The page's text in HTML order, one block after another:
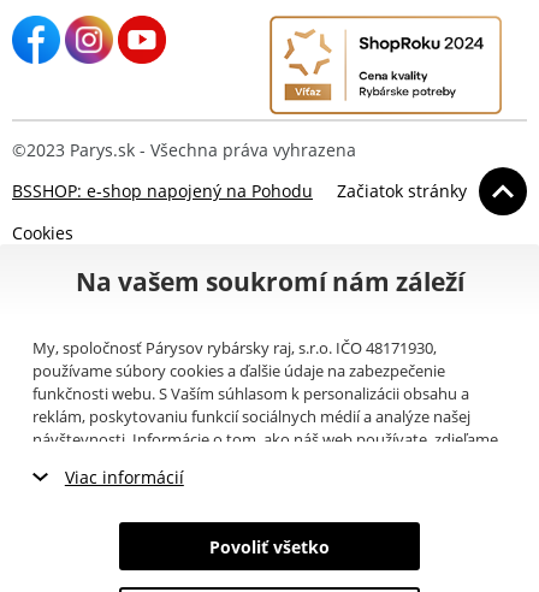
©2023 Parys.sk - Všechna práva vyhrazena
BSSHOP: e-shop napojený na Pohodu
Začiatok stránky
Cookies
Na vašem soukromí nám záleží
My, spoločnosť Párysov rybársky raj, s.r.o. IČO 48171930,
používame súbory cookies a ďalšie údaje na zabezpečenie
funkčnosti webu. S Vaším súhlasom k personalizácii obsahu a
reklám, poskytovaniu funkcií sociálnych médií a analýze našej
návštevnosti. Informácie o tom, ako náš web používate, zdieľame
(napríklad Google).Tu
informáciami, ktoré ste im poskytli alebo ktoré získali v dôsledku
toho, že používate ich služby. Tieto údaje zahŕňajú cookies, dáta z
ďalších úložísk, IP adresu a ďalšie informácie spojené s prezeraním
Viac informácií
Nevyhnutné cookies
Marketingové cookies
Povoliť všetko